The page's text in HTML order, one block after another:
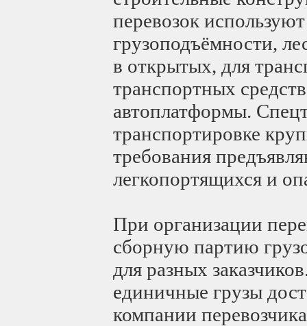
перевозок
грузоподъёмности,
в открытых, для
транспортных
автоплатформы.
транспортировке
требования
легкопортящихся и
При организации
сборную партию
для разных
единичные грузы
компании